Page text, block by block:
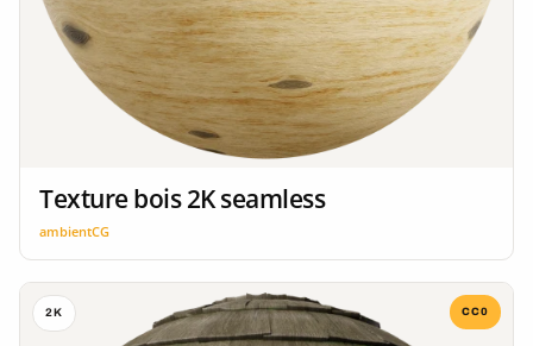
Texture bois 2K seamless
ambientCG
2K CC0